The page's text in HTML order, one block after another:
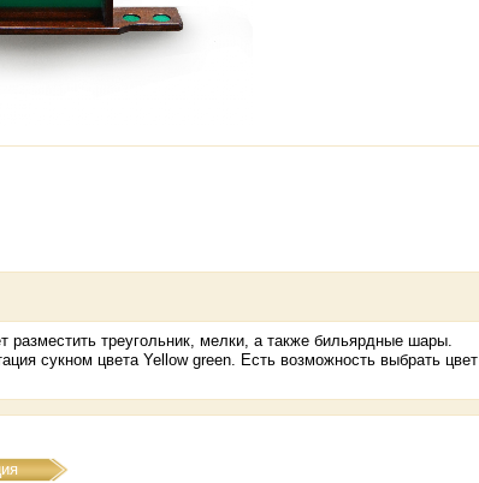
разместить треугольник, мелки, а также бильярдные шары.
сукном цвета Yellow green. Есть возможность выбрать цвет